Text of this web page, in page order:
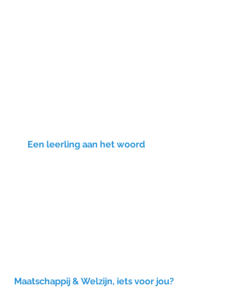
Een leerling aan het woord
Maatschappij & Welzijn, iets voor jou?